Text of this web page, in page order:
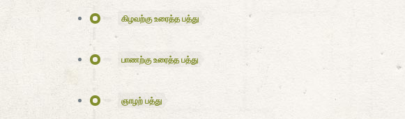
கிழவற்கு உரைத்த பத்து
பாணற்கு உரைத்த பத்து
ஞாழற் பத்து